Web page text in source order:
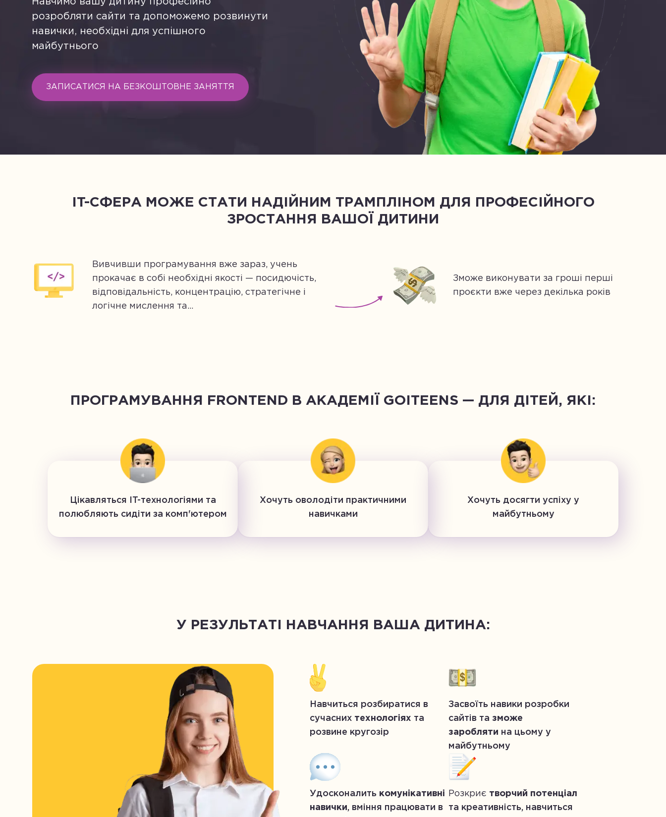
розробляти сайти та допоможемо розвинути
навички, необхідні для успішного
майбутнього
ЗАПИСАТИСЯ НА БЕЗКОШТОВНЕ ЗАНЯТТЯ
IT-СФЕРА МОЖЕ СТАТИ НАДІЙНИМ ТРАМПЛІНОМ ДЛЯ ПРОФЕСІЙНОГО
ЗРОСТАННЯ ВАШОЇ ДИТИНИ
Вивчивши програмування вже зараз, учень
прокачає в собі необхідні якості — посидючість,
відповідальність, концентрацію, стратегічне і
логічне мислення та...
Зможе виконувати за гроші перші
проєкти вже через декілька років
ПРОГРАМУВАННЯ FRONTEND В АКАДЕМІЇ GOITEENS — ДЛЯ ДІТЕЙ, ЯКІ:
Цікавляться IT-технологіями та
полюбляють сидіти за комп'ютером
Хочуть оволодіти практичними
навичками
Хочуть досягти успіху у
майбутньому
У РЕЗУЛЬТАТІ НАВЧАННЯ ВАША ДИТИНА:
Навчиться розбиратися в
сучасних технологіях та
розвине кругозір
Засвоїть навики розробки
сайтів та зможе
заробляти на цьому у
майбутньому
Удосконалить комунікативні
навички, вміння працювати в
Розкриє творчий потенціал
та креативність, навчиться